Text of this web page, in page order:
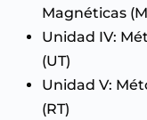
Magnéticas
Unidad IV:
(UT)
Unidad V:
(RT)